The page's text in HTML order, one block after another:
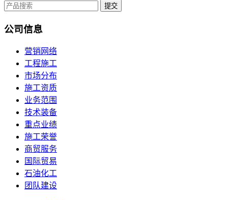
提交
公司信息
营销网络
工程施工
市场分布
施工资质
业务范围
技术装备
重点业绩
施工荣誉
商贸服务
国际贸易
石油化工
团队建设